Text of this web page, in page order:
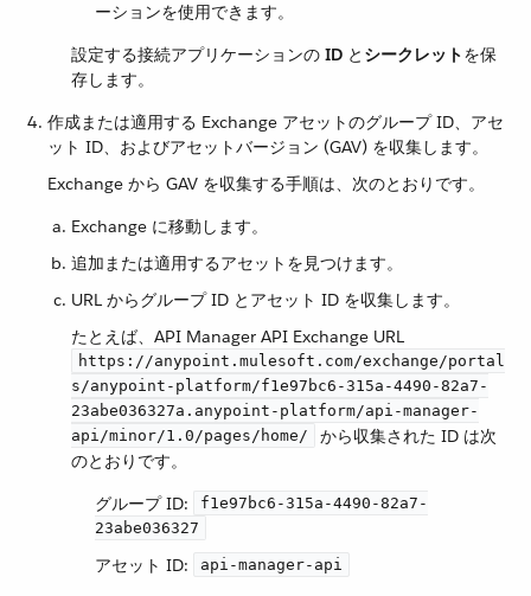
ーションを使用できます。
設定する接続アプリケーションの ​ ID ​ と​ シークレット​を保
存します。
作成または適用する Exchange アセットのグループ ID、アセ
ット ID、およびアセットバージョン (GAV) を収集します。
Exchange から GAV を収集する手順は、次のとおりです。
Exchange に移動します。
追加または適用するアセットを見つけます。
URL からグループ ID とアセット ID を収集します。
たとえば、API Manager API Exchange URL ​
https://anypoint.mulesoft.com/exchange/portal
s/anypoint-platform/f1e97bc6-315a-4490-82a7-
23abe036327a.anypoint-platform/api-manager-
api/minor/1.0/pages/home/
​ から収集された ID は次
のとおりです。
グループ ID:
f1e97bc6-315a-4490-82a7-
23abe036327
アセット ID: api-manager-api